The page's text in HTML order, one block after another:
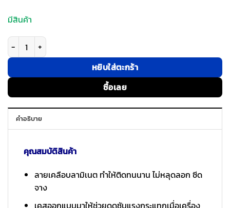
มีสินค้า
จำนวน Casestudi รุ่น Cast - เคส iPhone 17 Pro - ลาย Friends ชิ้น
หยิบใส่ตะกร้า
ซื้อเลย
คำอธิบาย
คุณสมบัติสินค้า
ลายเคลือบลามิเนต ทำให้ติดทนนาน ไม่หลุดลอก ซีด
จาง
เคสออกแบบมาให้ช่วยดูดซับแรงกระแทกเมื่อเครื่อง